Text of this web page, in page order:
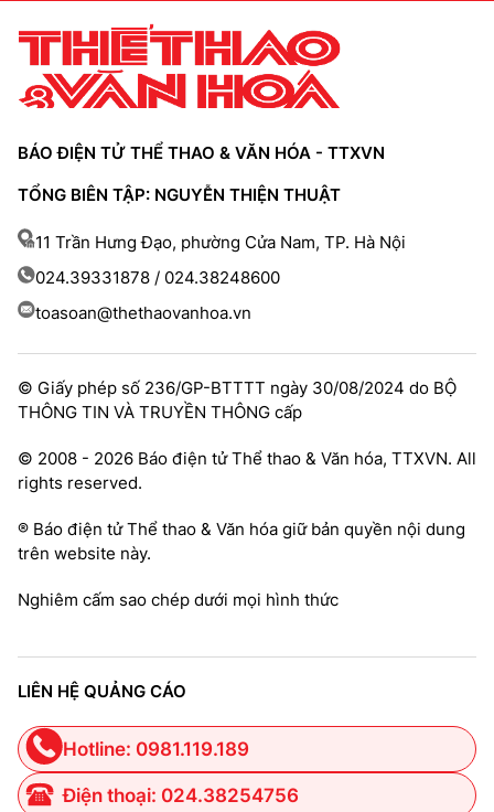
BÁO ĐIỆN TỬ THỂ THAO & VĂN HÓA - TTXVN
TỔNG BIÊN TẬP: NGUYỄN THIỆN THUẬT
11 Trần Hưng Đạo, phường Cửa Nam, TP. Hà Nội
024.39331878 / 024.38248600
toasoan@thethaovanhoa.vn
© Giấy phép số 236/GP-BTTTT ngày 30/08/2024 do BỘ
THÔNG TIN VÀ TRUYỀN THÔNG cấp
© 2008 - 2026 Báo điện tử Thể thao & Văn hóa, TTXVN. All
rights reserved.
® Báo điện tử Thể thao & Văn hóa giữ bản quyền nội dung
trên website này.
Nghiêm cấm sao chép dưới mọi hình thức
LIÊN HỆ QUẢNG CÁO
Hotline: 0981.119.189
Điện thoại: 024.38254756